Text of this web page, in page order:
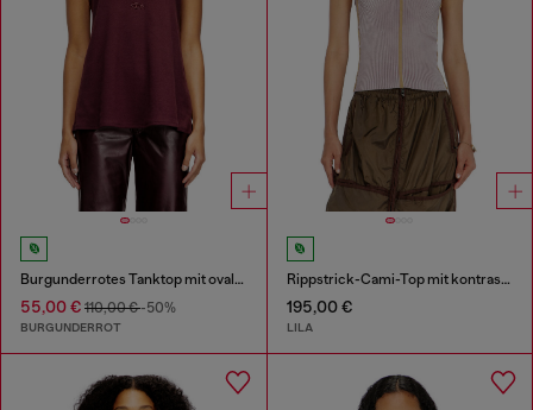
Burgunderrotes Tanktop mit ovalem D-Detail
55,00 € 110,00 €-50%
BURGUNDERROT
Rippstrick-Cami-Top mit kontrastierenden Bändern
195,00 €
LILA